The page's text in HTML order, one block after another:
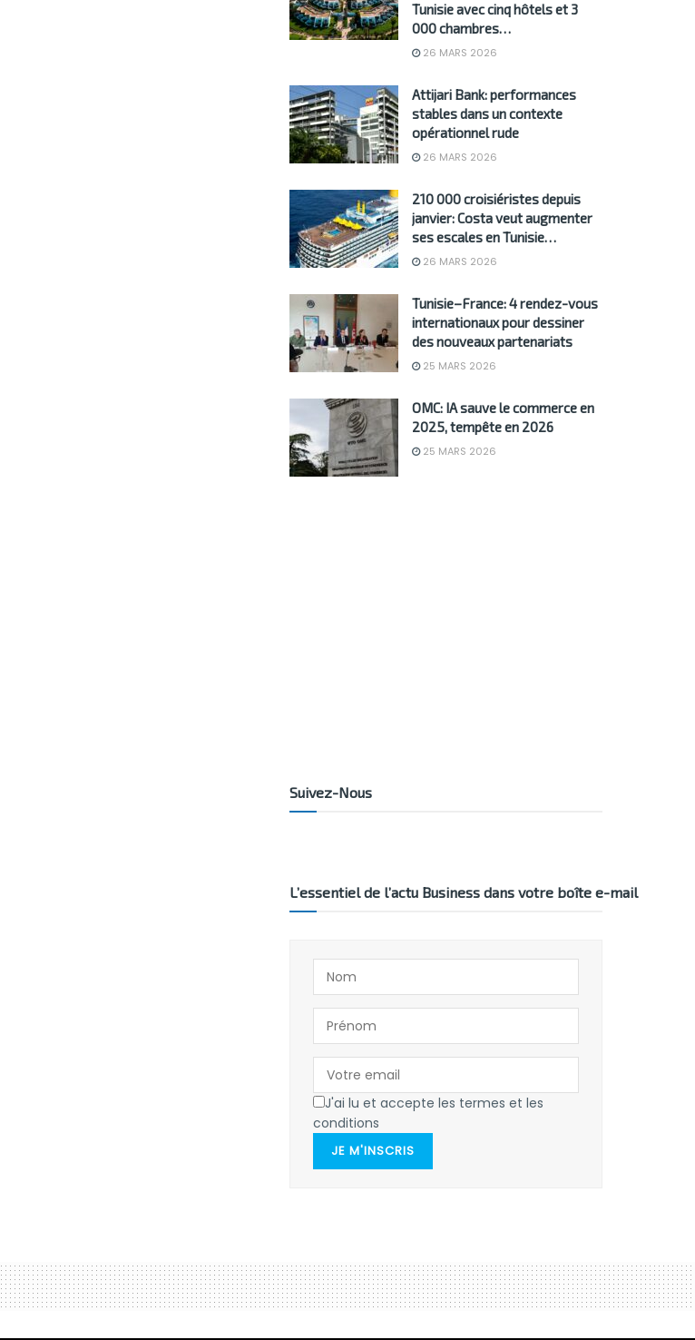
Tunisie avec cinq hôtels et 3
000 chambres…
26 MARS 2026
Attijari Bank: performances
stables dans un contexte
opérationnel rude
26 MARS 2026
210 000 croisiéristes depuis
janvier: Costa veut augmenter
ses escales en Tunisie…
26 MARS 2026
Tunisie–France: 4 rendez-vous
internationaux pour dessiner
des nouveaux partenariats
25 MARS 2026
OMC: IA sauve le commerce en
2025, tempête en 2026
25 MARS 2026
Suivez-Nous
L’essentiel de l’actu Business dans votre boîte e-mail
J'ai lu et accepte les termes et les
conditions
JE M'INSCRIS